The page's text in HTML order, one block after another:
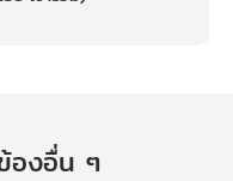
องอื่น ๆ